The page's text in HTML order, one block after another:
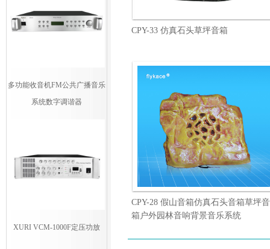
多功能收音机FM公共广播音乐
系统数字调谐器
XURI VCM-1000F定压功放
CPY-33 仿真石头草坪音箱
CPY-28 假山音箱仿真石头音箱草坪音
箱户外园林音响背景音乐系统